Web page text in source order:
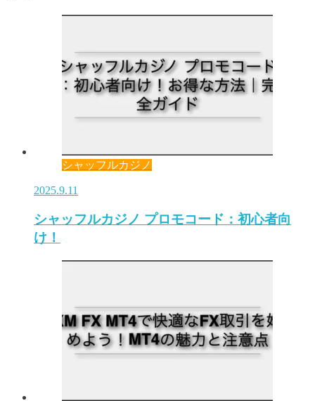
シャッフルカジノ
2025.9.11
シャッフルカジノ プロモコード：初心者向
け！